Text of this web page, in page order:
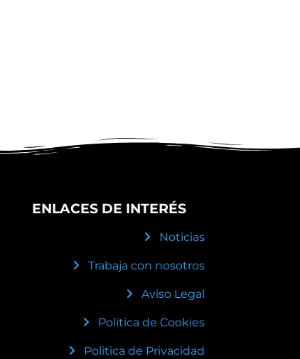
ENLACES DE INTERÉS
Noticias
Trabaja con nosotros
Aviso Legal
Política de Cookies
Politica de Privacidad